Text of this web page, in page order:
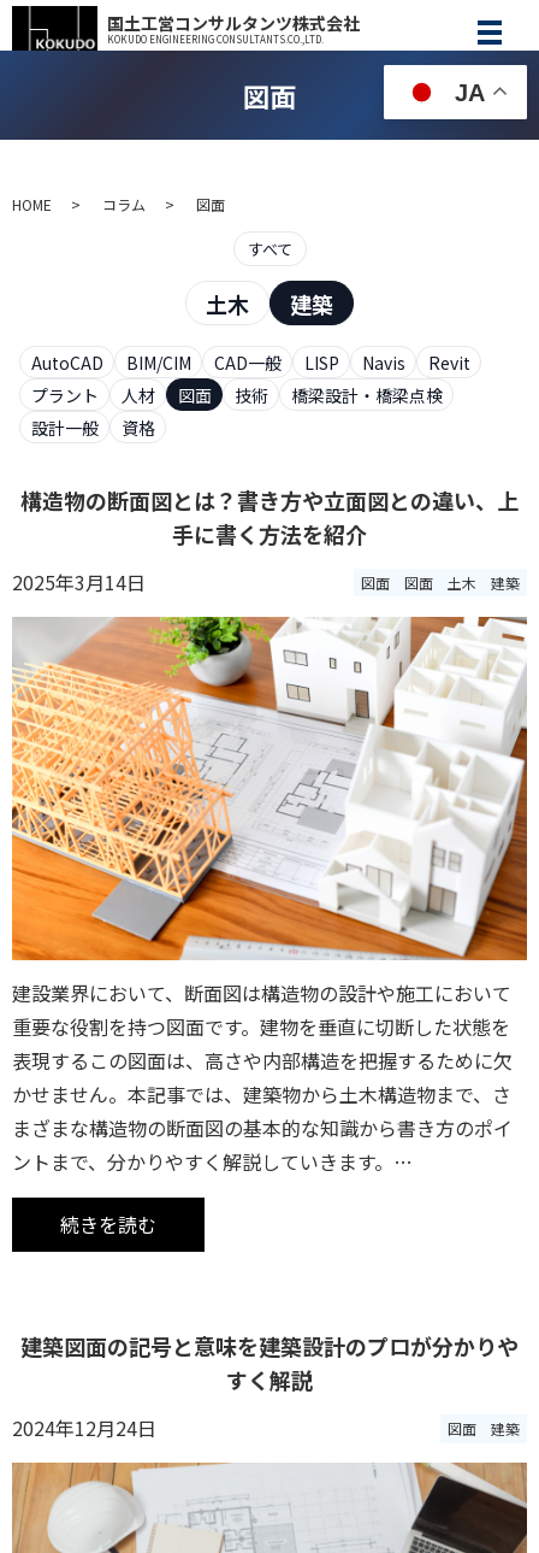
国土工営コンサルタンツ株式会社
KOKUDO ENGINEERING CONSULTANTS.CO.,LTD.
JA
図面
HOME コラム 図面
すべて
土木 建築
AutoCAD BIM/CIM CAD一般 LISP Navis
Revit
プラント
人材 図面 技術
橋梁設計・橋梁点検
設計一般
資格
構造物の断面図とは？書き方や立面図との違い、上
手に書く方法を紹介
2025年3月14日 図面 図面 土木 建築
建設業界において、断面図は構造物の設計や施工において
重要な役割を持つ図面です。建物を垂直に切断した状態を
表現するこの図面は、高さや内部構造を把握するために欠
かせません。本記事では、建築物から土木構造物まで、さ
まざまな構造物の断面図の基本的な知識から書き方のポイ
ントまで、分かりやすく解説していきます。…
続きを読む
建築図面の記号と意味を建築設計のプロが分かりや
すく解説
2024年12月24日 図面 建築